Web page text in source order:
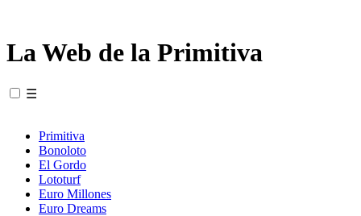
La Web de la Primitiva
☰
Primitiva
Bonoloto
El Gordo
Lototurf
Euro Millones
Euro Dreams